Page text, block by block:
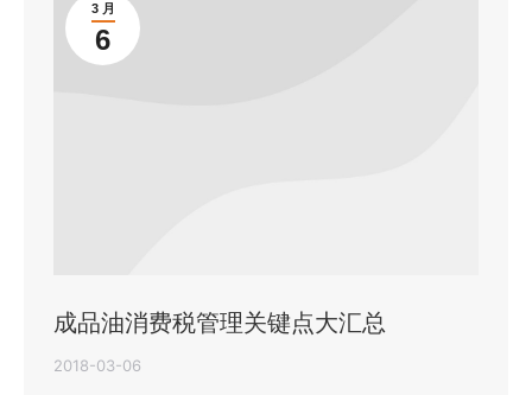
3 月
6
成品油消费税管理关键点大汇总
2018-03-06